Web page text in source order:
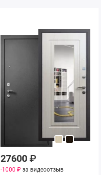
27600 ₽
-1000 ₽ за видеоотзыв